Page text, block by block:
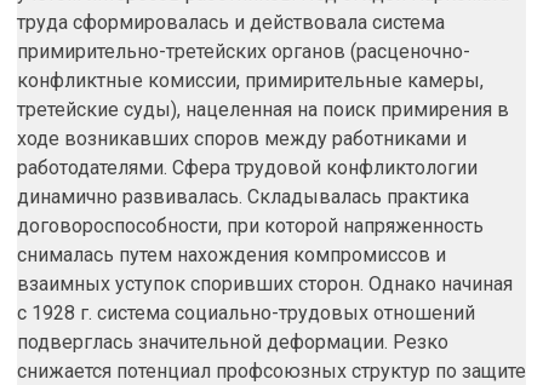
труда сформировалась и действовала система
примирительно-третейских органов (расценочно-
конфликтные комиссии, примирительные камеры,
третейские суды), нацеленная на поиск примирения в
ходе возникавших споров между работниками и
работодателями. Сфера трудовой конфликтологии
динамично развивалась. Складывалась практика
договороспособности, при которой напряженность
снималась путем нахождения компромиссов и
взаимных уступок споривших сторон. Однако начиная
с 1928 г. система социально-трудовых отношений
подверглась значительной деформации. Резко
снижается потенциал профсоюзных структур по защите